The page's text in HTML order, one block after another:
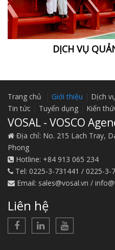
DỊCH VỤ
Trang chủ Giới thiệu Dịch
Tin tức
Tuyển dụng Kiến
VOSAL - VOSCO
Địa chỉ: No. 215 Lach Tray,
Phong
Hotline: +84 913 065 234
Tel: 0225-3-731441 / 0225-3-
Email: sales@vosal.vn​ /
Liên hệ